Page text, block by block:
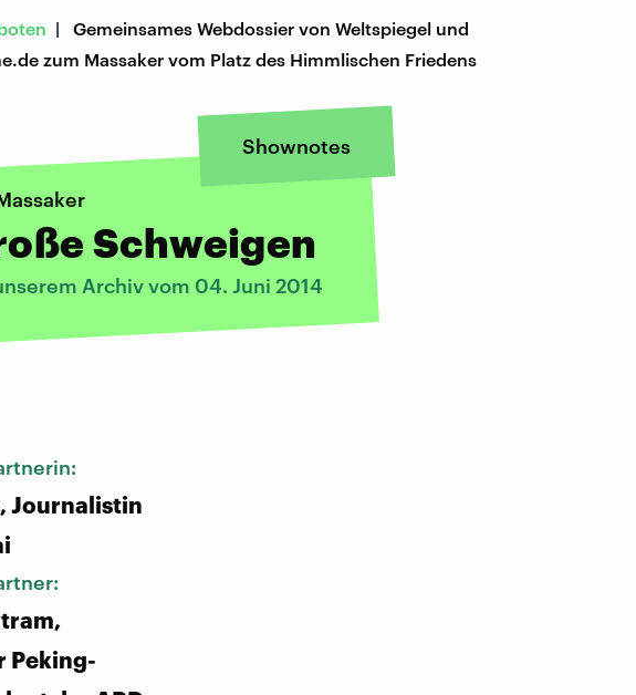
| Gemeinsames Webdossier von Weltspiegel und
zum Massaker vom Platz des Himmlischen Friedens
Shownotes
Schweigen
Archiv vom 04. Juni 2014
Journalistin
Peking-